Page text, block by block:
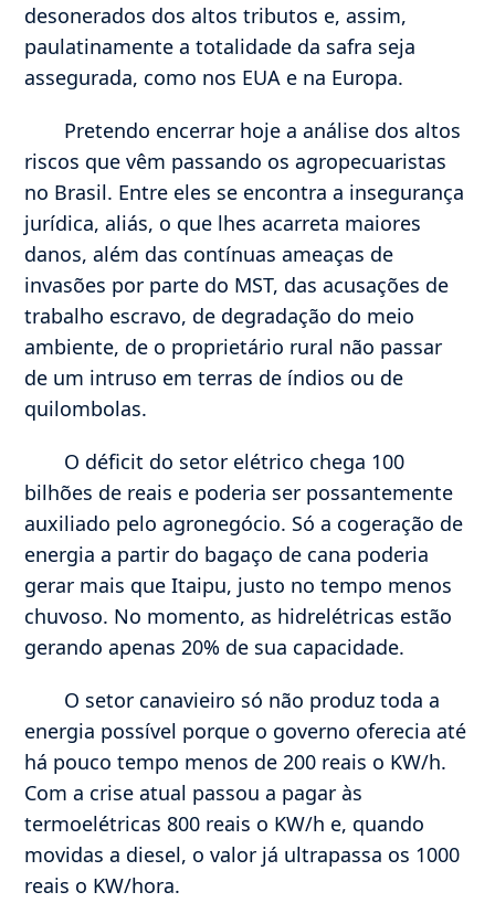
desonerados dos altos tributos e, assim,
paulatinamente a totalidade da safra seja
assegurada, como nos EUA e na Europa.
Pretendo encerrar hoje a análise dos altos
riscos que vêm passando os agropecuaristas
no Brasil. Entre eles se encontra a insegurança
jurídica, aliás, o que lhes acarreta maiores
danos, além das contínuas ameaças de
invasões por parte do MST, das acusações de
trabalho escravo, de degradação do meio
ambiente, de o proprietário rural não passar
de um intruso em terras de índios ou de
quilombolas.
O déficit do setor elétrico chega 100
bilhões de reais e poderia ser possantemente
auxiliado pelo agronegócio. Só a cogeração de
energia a partir do bagaço de cana poderia
gerar mais que Itaipu, justo no tempo menos
chuvoso. No momento, as hidrelétricas estão
gerando apenas 20% de sua capacidade.
O setor canavieiro só não produz toda a
energia possível porque o governo oferecia até
há pouco tempo menos de 200 reais o KW/h.
Com a crise atual passou a pagar às
termoelétricas 800 reais o KW/h e, quando
movidas a diesel, o valor já ultrapassa os 1000
reais o KW/hora.